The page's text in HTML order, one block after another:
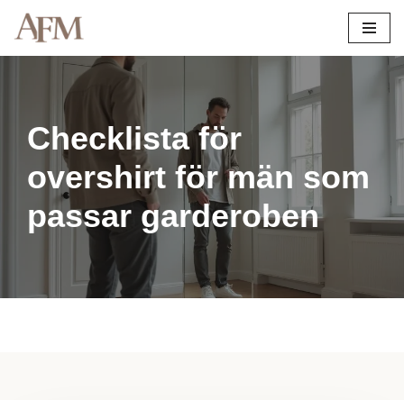
Checklista för
overshirt för män som
passar garderoben